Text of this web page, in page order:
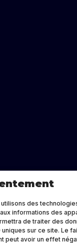
des
informations des
de traiter des
sur ce site. Le
peut avoir un effet